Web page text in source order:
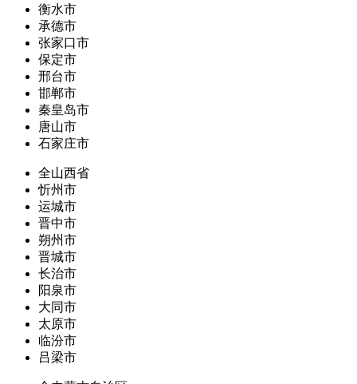
衡水市
承德市
张家口市
保定市
邢台市
邯郸市
秦皇岛市
唐山市
石家庄市
全山西省
忻州市
运城市
晋中市
朔州市
晋城市
长治市
阳泉市
大同市
太原市
临汾市
吕梁市